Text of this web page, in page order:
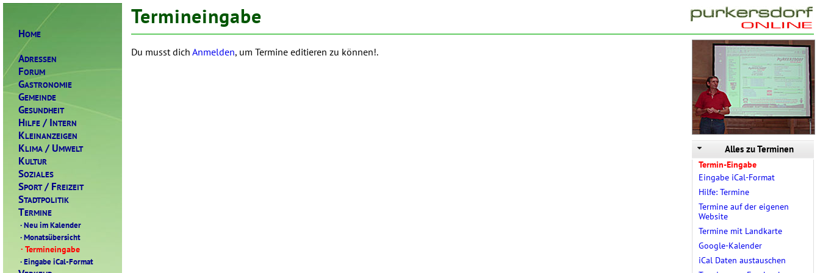
HOME
ADRESSEN
FORUM
GASTRONOMIE
GEMEINDE
GESUNDHEIT
HILFE / INTERN
KLEINANZEIGEN
KLIMA / UMWELT
KULTUR
SOZIALES
SPORT/ FREIZEIT
STADTPOLITIK
TERMINE
·Neu im Kalender
·Monatsübersicht
· Termineingabe
·Eingabe iCal-Format
Termineingabe
Alles zu Terminen
Termin-Eingabe
Eingabe iCal-Format
Hilfe: Termine
Termine auf der eigenen
Website
Termine mit Landkarte
Google-Kalender
iCal Daten austauschen
Du musst dich Anmelden, um Termine editieren zu können!.